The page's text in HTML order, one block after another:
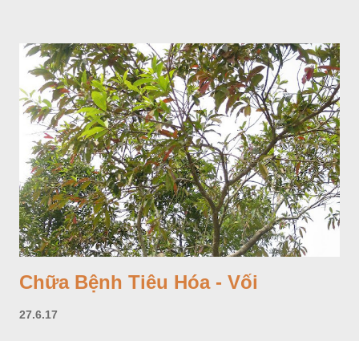
Tam Đảo (Vĩnh Phúc), đã thu được kết quả ban đầu (những
năm 1560- 70); thường trồng đến năm thứ hai, thứ ba mới hái
hoa; trồng một lần thu hoạch 10 - 20 năm.
Chữa Bệnh Tiêu Hóa - Vối
27.6.17